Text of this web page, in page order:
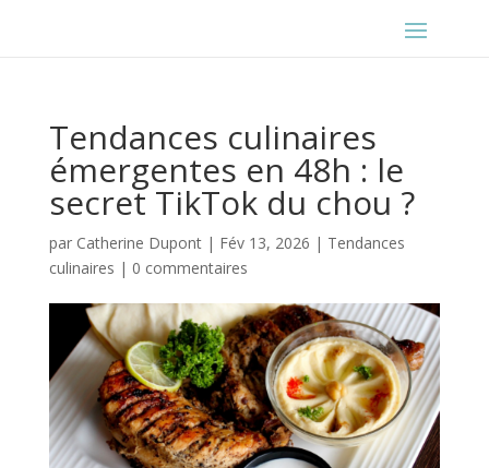
Tendances culinaires
émergentes en 48h : le
secret TikTok du chou ?
par Catherine Dupont| Fév 13, 2026 | Tendances
culinaires | 0 commentaires